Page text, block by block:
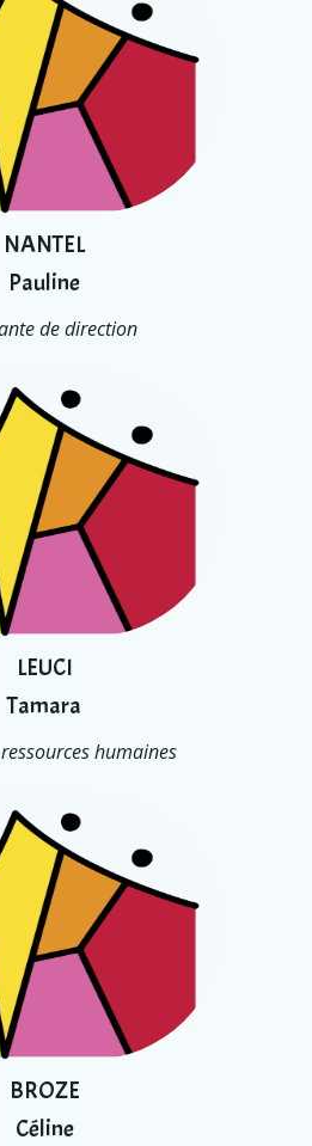
NANTEL
Pauline
de direction
LEUCI
Tamara
humaines
BROZE
Céline